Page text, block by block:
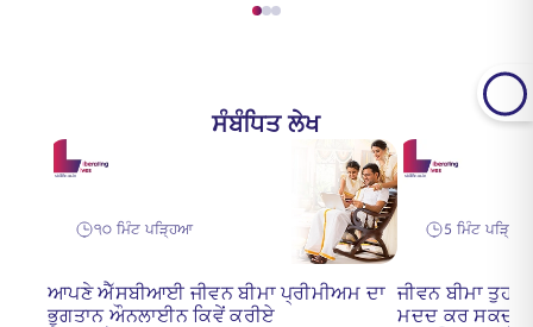
ਸੰਬੰਧਿਤ ਲੇਖ
੧੦ ਮਿੰਟ ਪੜ੍ਹਿਆ
ਆਪਣੇ ਐੱਸਬੀਆਈ ਜੀਵਨ ਬੀਮਾ ਪ੍ਰੀਮੀਅਮ ਦਾ
ਭੁਗਤਾਨ ਔਨਲਾਈਨ ਕਿਵੇਂ ਕਰੀਏ
5 ਮਿੰਟ ਪੜ੍ਹਿਆ
ਜੀਵਨ ਬੀਮਾ
ਮਦਦ ਕਰ ਸਕਦਾ